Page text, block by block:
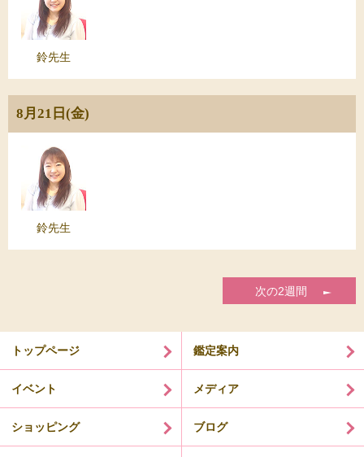
鈴先生
8月21日(金)
鈴先生
次の2週間
トップページ 鑑定案内
イベント メディア
ショッピング ブログ